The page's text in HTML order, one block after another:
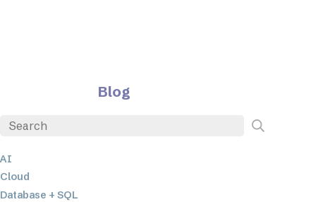
Blog
AI
Cloud
Database + SQL